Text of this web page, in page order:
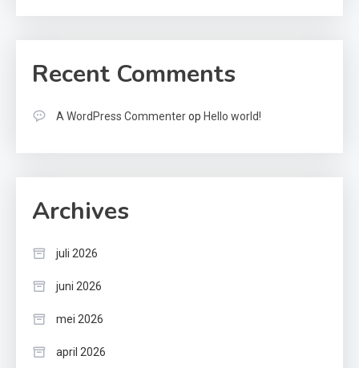
Recent Comments
A WordPress Commenterop Hello world!
Archives
juli 2026
juni 2026
mei 2026
april 2026